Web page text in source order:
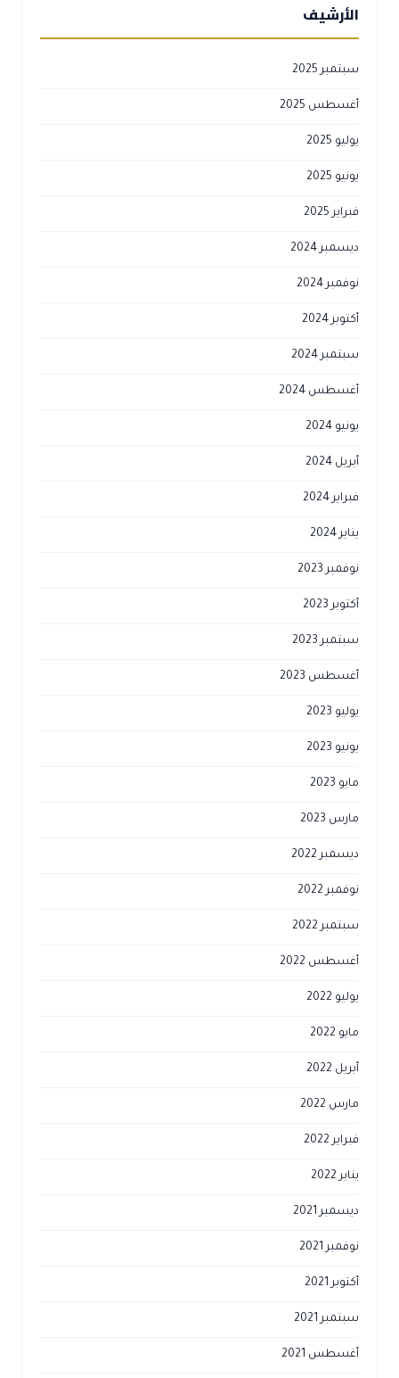
الأرشيف
سبتمبر 2025
أغسطس 2025
يوليو 2025
يونيو 2025
فبراير 2025
ديسمبر 2024
نوفمبر 2024
أكتوبر 2024
سبتمبر 2024
أغسطس 2024
يونيو 2024
أبريل 2024
فبراير 2024
يناير 2024
نوفمبر 2023
أكتوبر 2023
سبتمبر 2023
أغسطس 2023
يوليو 2023
يونيو 2023
مايو 2023
مارس 2023
ديسمبر 2022
نوفمبر 2022
سبتمبر 2022
أغسطس 2022
يوليو 2022
مايو 2022
أبريل 2022
مارس 2022
فبراير 2022
يناير 2022
ديسمبر 2021
نوفمبر 2021
أكتوبر 2021
سبتمبر 2021
أغسطس 2021